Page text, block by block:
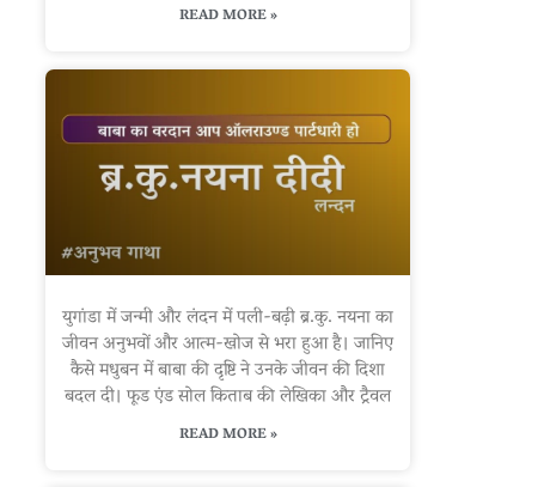
READ MORE »
युगांडा में जन्मी और लंदन में पली-बढ़ी ब्र.कु. नयना का
जीवन अनुभवों और आत्म-खोज से भरा हुआ है। जानिए
कैसे मधुबन में बाबा की दृष्टि ने उनके जीवन की दिशा
बदल दी। फूड एंड सोल किताब की लेखिका और ट्रैवल
READ MORE »